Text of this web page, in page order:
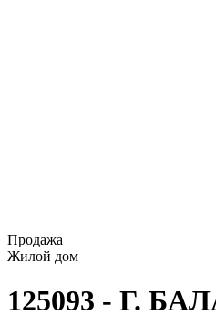
Продажа
Жилой дом
125093 - Г.